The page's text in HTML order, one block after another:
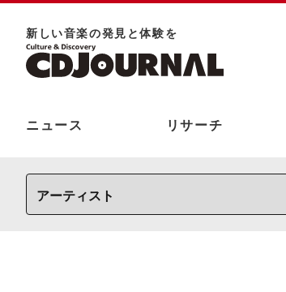
新しい⾳楽の発⾒と体験を
ニュース リサーチ